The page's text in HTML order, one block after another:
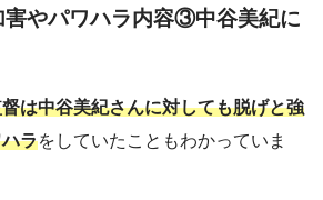
害やパワハラ内容③中谷美紀に
は中谷美紀さんに対しても脱げと強
ラをしていたこともわかっていま